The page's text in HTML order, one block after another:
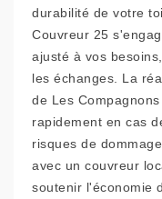
durabilité de votre
Couvreur 25
ajusté à vos
les échanges. La
de Les
rapidement en cas
risques de
avec un couvreur
soutenir l'économie